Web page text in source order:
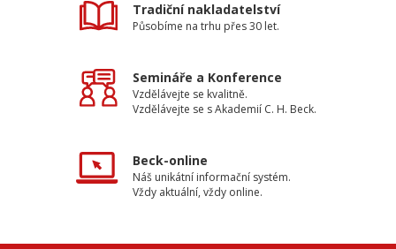
Tradiční nakladatelství
Působíme na trhu přes 30 let.
Semináře a Konference
Vzdělávejte se kvalitně.
Vzdělávejte se s Akademií C. H. Beck.
Beck-online
Náš unikátní informační systém.
Vždy aktuální, vždy online.